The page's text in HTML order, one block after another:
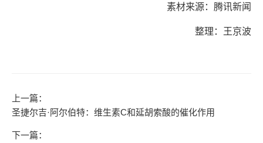
素材来源：腾讯新闻
整理：王京波
上一篇：
圣捷尔吉·阿尔伯特：维生素C和延胡索酸的催化作用
下一篇：